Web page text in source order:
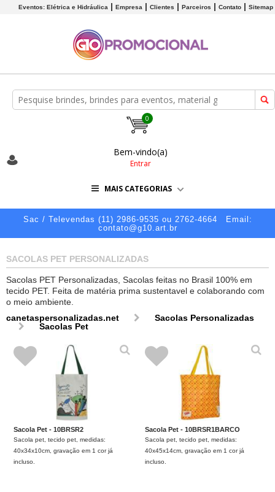
Eventos: Elétrica e Hidráulica Empresa Clientes Parceiros Contato Sitemap
0
Bem-vindo(a)
Entrar
MAIS CATEGORIAS
Sac / Televendas (11) 2986-9535 ou 2762-4664
Email:
contato@g10.art.br
SACOLAS PET PERSONALIZADAS
Sacolas PET Personalizadas, Sacolas feitas no Brasil 100% em
tecido PET. Feita de matéria prima sustentavel e colaborando com
o meio ambiente.
canetaspersonalizadas.net
Sacolas Personalizadas
Sacolas Pet
Sacola Pet - 10BRSR2
Sacola pet, tecido pet, medidas:
40x34x10cm, gravação em 1 cor já
incluso.
Sacola Pet - 10BRSR1BARCO
Sacola pet, tecido pet, medidas:
40x45x14cm, gravação em 1 cor já
incluso.